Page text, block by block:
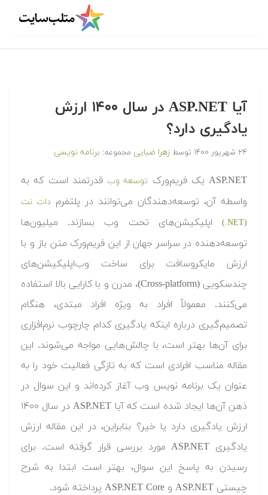
آیا ASP.NET در سال ۱۴۰۰ ارزش
یادگیری دارد؟
۲۴ شهریور ۱۴۰۰ توسط زهرا ضیایی مجموعه: برنامه نویسی
ASP.NET یک فریم‌ورک توسعه وب قدرتمند است که به
واسطه آن، توسعه‌دهندگان می‌توانند در پلتفرم دات نت
(‎.NET)
اپلیکیشن‌های تحت وب بسازند. میلیون‌ها
توسعه‌دهنده در سراسر جهان از این فریم‌ورک متن باز و با
ارزش مایکروسافت برای ساخت وب‌اپلیکیشن‌های
چندسکویی (Cross-platform)‌، مدرن و با کارایی بالا استفاده
می‌کنند. معمولاً افراد به ویژه افراد مبتدی، هنگام
تصمیم‌گیری درباره اینکه یادگیری کدام چارچوب نرم‌افزاری
برای آن‌ها بهتر است، با چالش‌هایی مواجه می‌شوند. این
مقاله مناسب افرادی است که به تازگی فعالیت خود را به
عنوان یک برنامه نویس وب آغاز کرده‌اند و این سوال در
ذهن آن‌ها ایجاد شده است که آیا ASP.NET در سال ۱۴۰۰
ارزش یادگیری دارد یا خیر؟ بنابراین، در این مقاله ارزش
یادگیری ASP.NET مورد بررسی قرار گرفته است. برای
رسیدن به پاسخ این سوال، بهتر است ابتدا به شرح
چیستی ASP.NET و ASP.NET Core پرداخته شود.